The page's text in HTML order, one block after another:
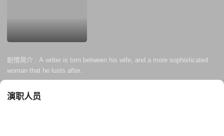
剧情简介 : A writer is torn between his wife, and a more sophisticated
woman that he lusts after.
演职人员